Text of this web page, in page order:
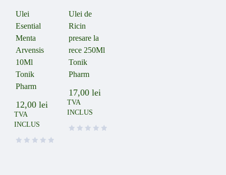
Ulei
Esential
Menta
Arvensis
10Ml
Tonik
Pharm
12,00 lei
TVA
INCLUS
Ulei de
Ricin
presare la
rece 250Ml
Tonik
Pharm
17,00 lei
TVA
INCLUS